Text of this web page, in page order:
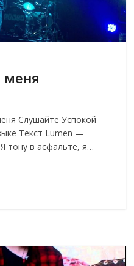
меня
Слушайте Успокой
Текст Lumen —
тону в асфальте, я…